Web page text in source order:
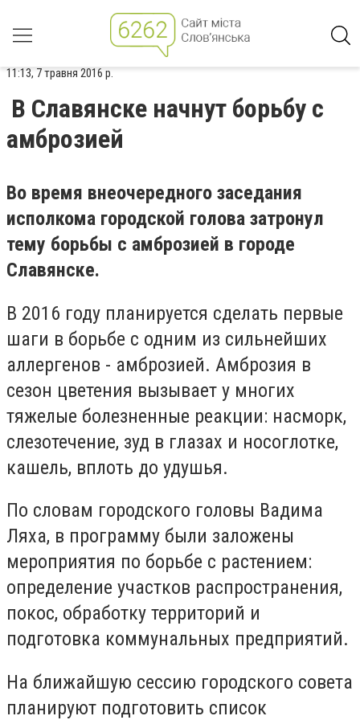
11:13, 7 травня 2016 р.
В Славянске начнут борьбу с
амброзией
Во время внеочередного заседания
исполкома городской голова затронул
тему борьбы с амброзией в городе
Славянске.
В 2016 году планируется сделать первые
шаги в борьбе с одним из сильнейших
аллергенов - амброзией. Амброзия в
сезон цветения вызывает у многих
тяжелые болезненные реакции: насморк,
слезотечение, зуд в глазах и носоглотке,
кашель, вплоть до удушья.
По словам городского головы Вадима
Ляха, в программу были заложены
мероприятия по борьбе с растением:
определение участков распространения,
покос, обработку территорий и
подготовка коммунальных предприятий.
На ближайшую сессию городского совета
планируют подготовить список